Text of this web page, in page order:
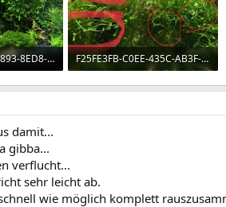
80E5691E-E7A5-4893-8ED8-CBE789182452.jpeg
F25FE3FB-C0EE-435C-AB3F-69B1A636AE5F.jpeg
911,8 KB · Aufrufe: 1.673
damit...
gibba...
verflucht...
sehr leicht ab.
wie möglich komplett